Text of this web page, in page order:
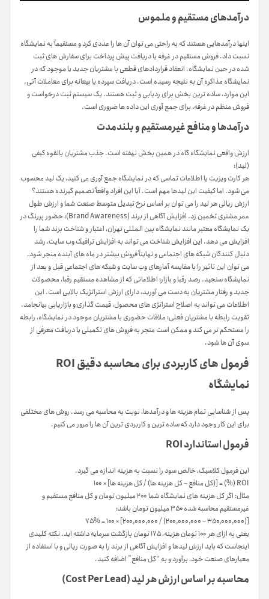
درآمدهای مستقیم و ملموس
اینها درآمدهایی هستند که به راحتی می توان آن ها را عددی کرد و مستقیماً به نمایشگاه
نسبت داد. فروش مستقیم در غرفه یا دریافت پیش پرداخت برای سفارش های ثبت
شده در حین نمایشگاه. انعقاد قراردادهای قطعی با مشتریان جدید یا موجود که در
نمایشگاه مذاکره آن به نتیجه رسیده است. دریافت سپرده یا بیعانه برای معاملات آتی.
این موارد، ساده ترین بخش برای ردیابی و ثبت هستند. یک سیستم ثبت درخواست و
فروش منظم در غرفه، برای جمع آوری این داده ها ضروری است.
درآمدها و منافع غیرمستقیم و بلندمدت
ارزش واقعی نمایشگاه گاه در همین بخش نهفته است. جذب مشتریان بالقوه کیفی
(لید):
هر کارت ویزیت یا اطلاعات تماسی که در نمایشگاه جمع آوری می کنید، یک لید محسوب
می شود. اما کیفیت این لیدها مهم است. آیا این افراد واقعاً تصمیم گیرنده هستند؟
ارزش ریالی هر لید را می توان بر اساس نرخ تبدیل متوسط صنعت شما و ارزش طول
عمر مشتری تخمین زد. افزایش آگاهی از برند (Brand Awareness): حضور پررنگ در
یک نمایشگاه معتبر مانند نمایشگاه بین المللی تهران، اعتبار و شناخت برند شما را
افزایش می دهد. این افزایش شناخت می تواند به افزایش ترافیک وب سایت، رشد
دنبال کنندگان شبکه های اجتماعی و نهایتاً فروش بیشتر در ماه های آینده منجر شود.
می توان این تاثیر را با مقایسه آمارهای وب سایت و شبکه های اجتماعی قبل و بعد از
نمایشگاه سنجید. رصد رقبا و بازار: اطلاعاتی که از مشاهده مستقیم رقبا، محصولات
جدید و رفتار مشتریان به دست می آورید، دارای ارزش استراتژیک بالایی است. این
اطلاعات می تواند به اصلاح استراتژی های محصول، قیمت گذاری و بازاریابی بیانجامد.
تقویت رابطه با مشتریان فعلی: ملاقات حضوری با مشتریان موجود در نمایشگاه، رابطه
را مستحکم تر می کند و ممکن است منجر به فروش های تکمیلی یا دریافت معرفی از
سوی آن ها شود.
فرمول های کاربردی برای محاسبه دقیق ROI
نمایشگاه
پس از شناسایی تمام هزینه ها و درآمدها، نوبت به محاسبه می رسد. روش های مختلفی
برای این کار وجود دارد که ساده ترین و کاربردی ترین آن ها را مرور می کنیم.
فرمول استاندارد ROI
این فرمول کلاسیک، خالص سود را نسبت به هزینه اندازه می گیرد.
ROI (%) = [(کل منافع – کل هزینه ها) / کل هزینه ها] × ۱۰۰
مثال: اگر کل هزینه های نمایشگاه شما ۲۰۰ میلیون تومان و کل منافع مستقیم و
غیرمستقیم محاسبه شده ۳۵۰ میلیون تومان باشد:
[(۳۵۰,۰۰۰,۰۰۰ – ۲۰۰,۰۰۰,۰۰۰) / ۲۰۰,۰۰۰,۰۰۰] × ۱۰۰ = ۷۵%
یعنی به ازای هر ۱۰۰ تومان هزینه، ۱۷۵ تومان بازگشت سرمایه داشته اید. نکته کلیدی
اینجاست که باید ارزش لیدها و افزایش آگاهی از برند را به صورت ریالی و با استفاده از
معیارهای صنعت خود، برآورد و به “کل منافع” اضافه کنید.
محاسبه بر اساس ارزش هر لید (Cost Per Lead)